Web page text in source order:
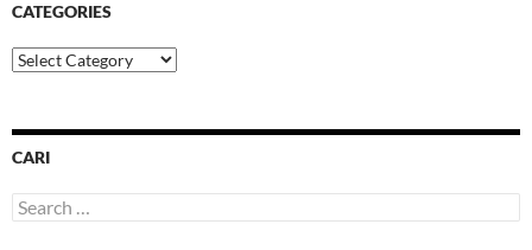
CATEGORIES
Categories
CARI
Search
for: